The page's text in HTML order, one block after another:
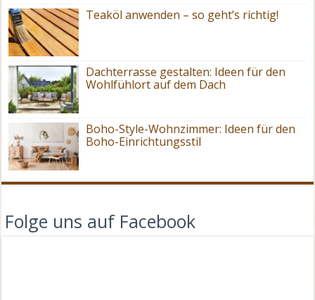
Teaköl anwenden – so geht’s richtig!
Dachterrasse gestalten: Ideen für den
Wohlfühlort auf dem Dach
Boho-Style-Wohnzimmer: Ideen für den
Boho-Einrichtungsstil
Folge uns auf Facebook